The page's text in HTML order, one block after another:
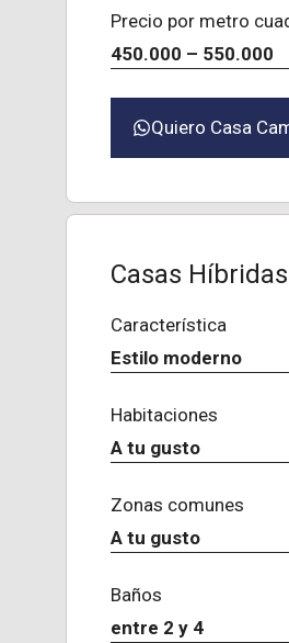
Precio por metro
450.000 – 550.000
Quiero Casa
Casas Híbridas
Característica
Estilo moderno
Habitaciones
A tu gusto
Zonas comunes
A tu gusto
Baños
entre 2 y 4